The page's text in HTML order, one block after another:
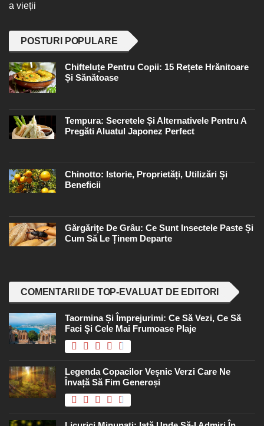
a vieții
POSTURI POPULARE
Chifteluțe Pentru Copii: 15 Rețete Hrănitoare
Și Sănătoase
Tempura: Secretele Și Alternativele Pentru A
Pregăti Aluatul Japonez Perfect
Chinotto: Istorie, Proprietăți, Utilizări Și
Beneficii
Gărgărițe De Grâu: Ce Sunt Insectele Paste Și
Cum Să Le Ținem Departe
COMENTARII DE TOP-EVALUAT DE EDITORI
Taormina Și Împrejurimi: Ce Să Vezi, Ce Să
Faci Și Cele Mai Frumoase Plaje
Legenda Copacilor Veșnic Verzi Care Ne
Învață Să Fim Generoși